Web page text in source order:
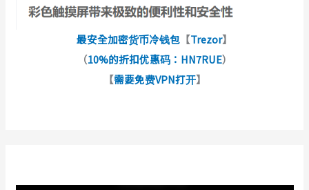
最安全加密货币冷钱包 【Trezor】
（10%的折扣优惠码：HN7RUE）
【需要免费VPN打开】